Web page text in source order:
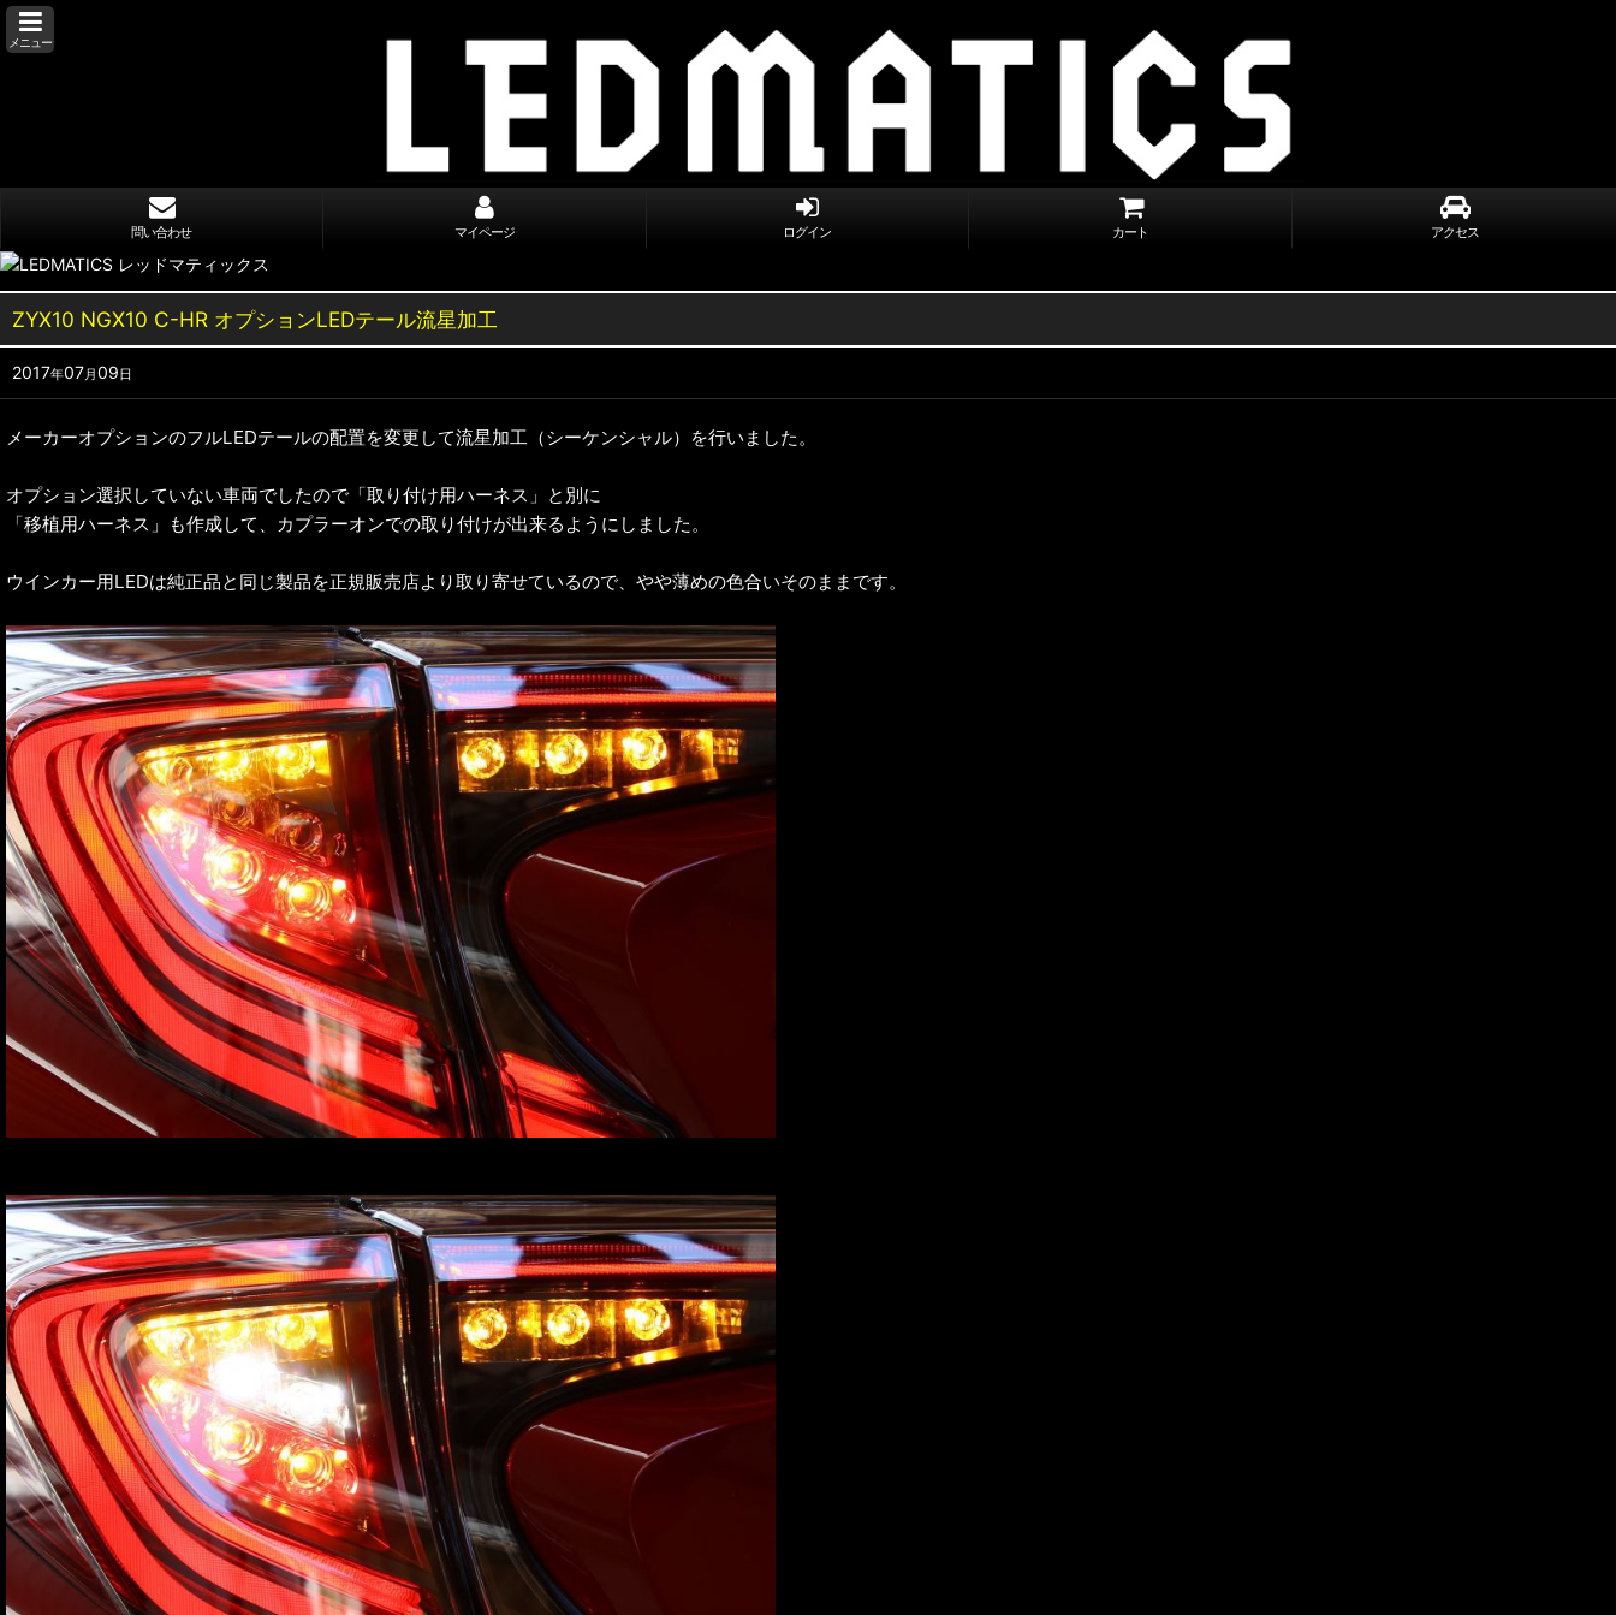
メニュー
問い合わせ マイページ ログイン カート アクセス
ZYX10 NGX10 C-HR オプションLEDテール流星加工
2017年07月 09 日
メーカーオプションのフルLEDテールの配置を変更して流星加工（シーケンシャル）を行いました。
オプション選択していない車両でしたので「取り付け用ハーネス」と別に
「移植用ハーネス」も作成して、カプラーオンでの取り付けが出来るようにしました。
ウインカー用LEDは純正品と同じ製品を正規販売店より取り寄せているので、やや薄めの色合いそのままです。